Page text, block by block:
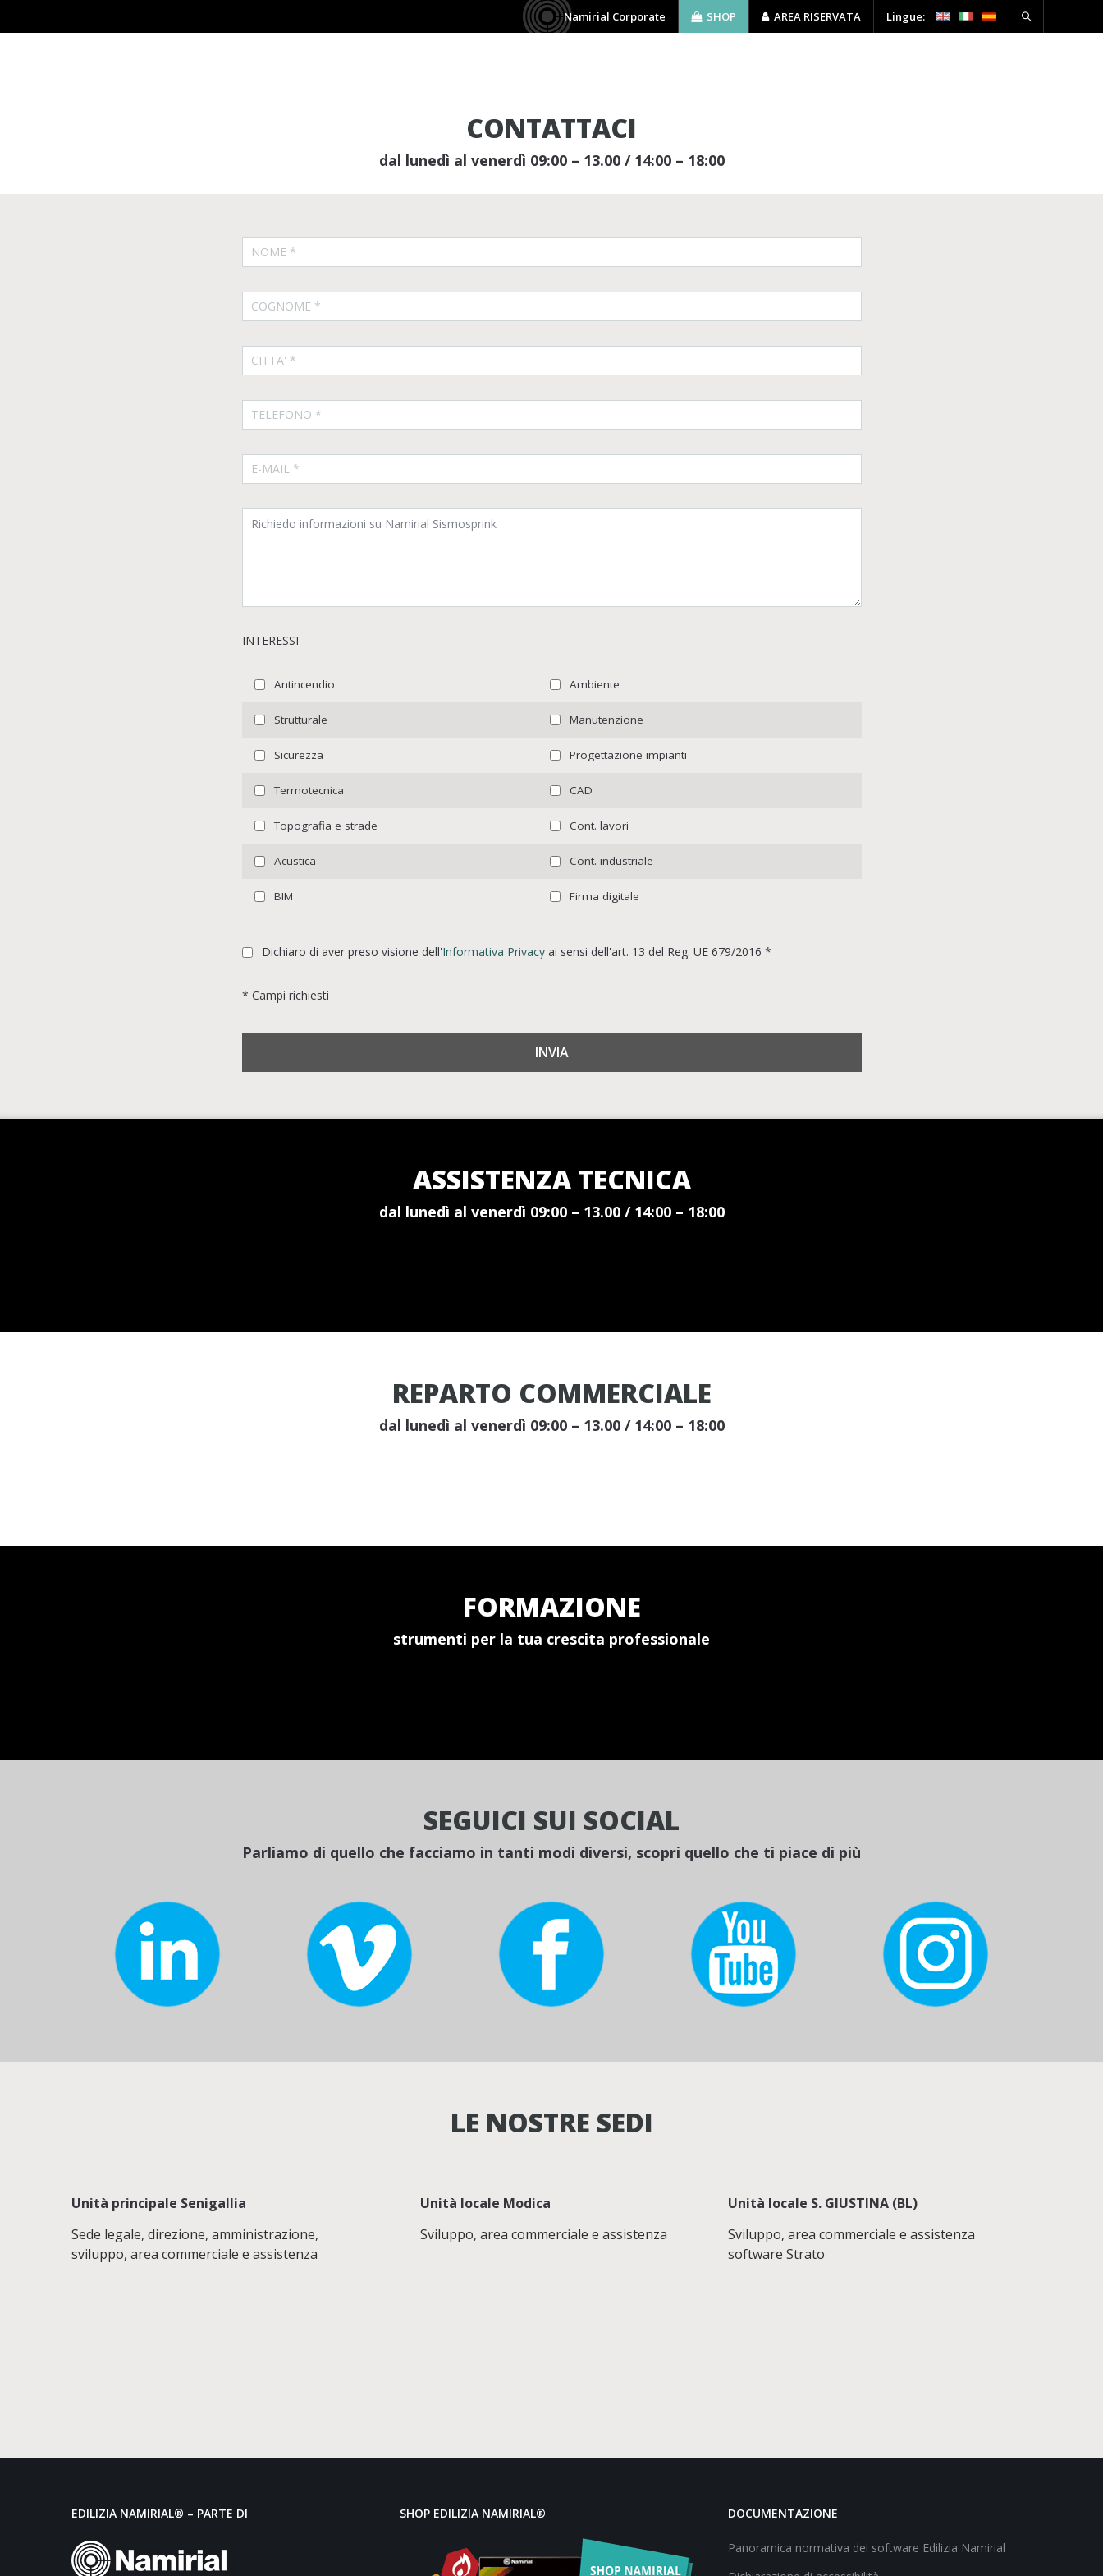
Namirial Corporate SHOP AREA RISERVATA Lingue:
CONTATTACI
dal lunedì al venerdì 09:00 – 13.00 / 14:00 – 18:00
INTERESSI
Antincendio Ambiente
Strutturale Manutenzione
Sicurezza Progettazione impianti
Termotecnica CAD
Topografia e strade Cont. lavori
Acustica Cont. industriale
BIM Firma digitale
Dichiaro di aver preso visione dell'Informativa Privacyai sensi dell'art. 13 del Reg. UE 679/2016 *
* Campi richiesti
ASSISTENZA TECNICA
dal lunedì al venerdì 09:00 – 13.00 / 14:00 – 18:00
REPARTO COMMERCIALE
dal lunedì al venerdì 09:00 – 13.00 / 14:00 – 18:00
FORMAZIONE
strumenti per la tua crescita professionale
SEGUICI SUI SOCIAL
Parliamo di quello che facciamo in tanti modi diversi, scopri quello che ti piace di più
LE NOSTRE SEDI
Unità principale Senigallia
Sede legale, direzione, amministrazione,
sviluppo, area commerciale e assistenza
Unità locale Modica
Sviluppo, area commerciale e assistenza
Unità locale S. GIUSTINA (BL)
Sviluppo, area commerciale e assistenza
software Strato
EDILIZIA NAMIRIAL® – PARTE DI SHOP EDILIZIA NAMIRIAL® DOCUMENTAZIONE
Panoramica normativa dei software Edilizia Namirial